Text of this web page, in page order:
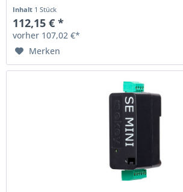
Inhalt 1 Stück
112,15 € *
vorher 107,02 €*
Merken